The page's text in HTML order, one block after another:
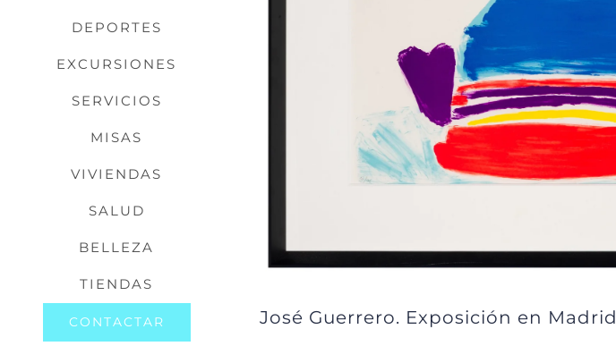
DEPORTES
EXCURSIONES
SERVICIOS
MISAS
VIVIENDAS
SALUD
BELLEZA
TIENDAS
CONTACTAR José Guerrero. Exposición en Madrid